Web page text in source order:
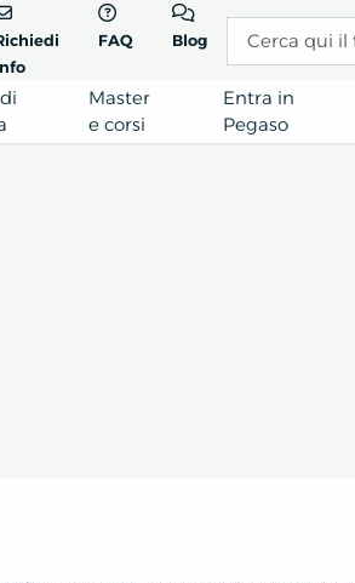
FAQ Blog
Master
e corsi
Entra in
Pegaso